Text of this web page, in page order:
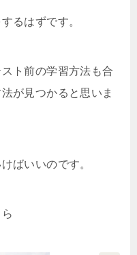
るはずです。
ト前の学習方法も合
が見つかると思いま
ばいいのです。